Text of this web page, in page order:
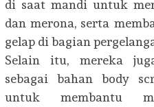
di saat mandi untuk
dan merona, serta
gelap di bagian
Selain itu, mereka
sebagai bahan body
untuk membantu